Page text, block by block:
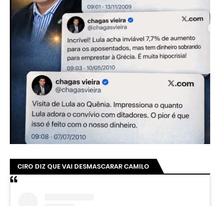
CIRO DIZ QUE VAI DESMASCARAR CAMILO